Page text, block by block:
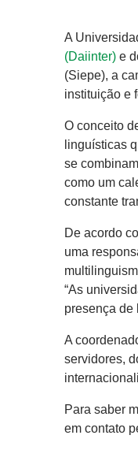
A
(Daiinter) e
(Siepe), a
instituição e
O conceito
linguísticas
se
como um
constante
De acordo
uma
“As
presença de
A
servidores,
Para saber
em contato